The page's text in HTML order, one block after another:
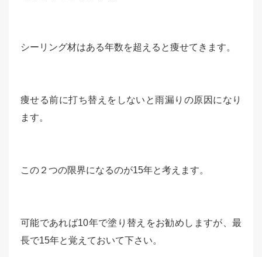
シーリング材はある年数を超えると痩せてきます。
痩せる前に打ち替えをしないと雨漏りの原因になり
ます。
この２つの限界になるのが15年と考えます。
可能であれば10年で塗り替えをお勧めしますが、最
長で15年と覚えておいて下さい。